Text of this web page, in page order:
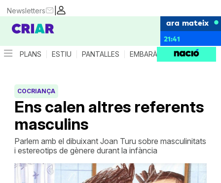
|
Newsletters
ara mateix
21:41
PLANS ESTIU PANTALLES EMBARÀS CRIANÇA
Ens calen altres referents
masculins
COCRIANÇA
Parlem amb el dibuixant Joan Turu sobre masculinitats
i estereotips de gènere durant la infància